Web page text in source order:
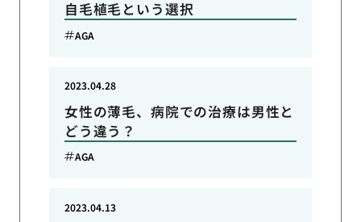
自毛植毛という選択
AGA
女性の薄毛、病院での治療は男性と
どう違う？
2023.04.28
AGA
2023.04.13